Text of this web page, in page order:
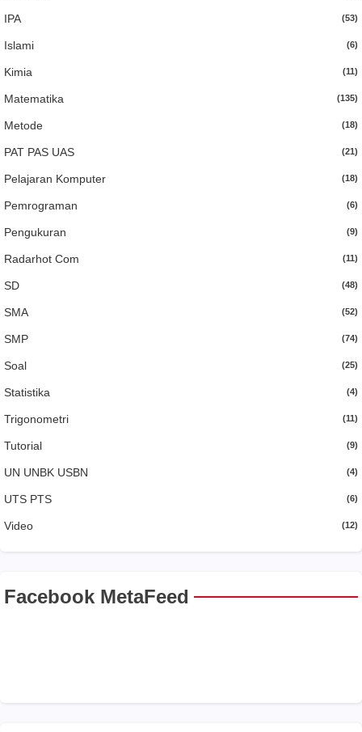
IPA (53)
Islami (6)
Kimia (11)
Matematika (135)
Metode (18)
PAT PAS UAS (21)
Pelajaran Komputer (18)
Pemrograman (6)
Pengukuran (9)
Radarhot Com (11)
SD (48)
SMA (52)
SMP (74)
Soal (25)
Statistika (4)
Trigonometri (11)
Tutorial (9)
UN UNBK USBN (4)
UTS PTS (6)
Video (12)
Facebook MetaFeed